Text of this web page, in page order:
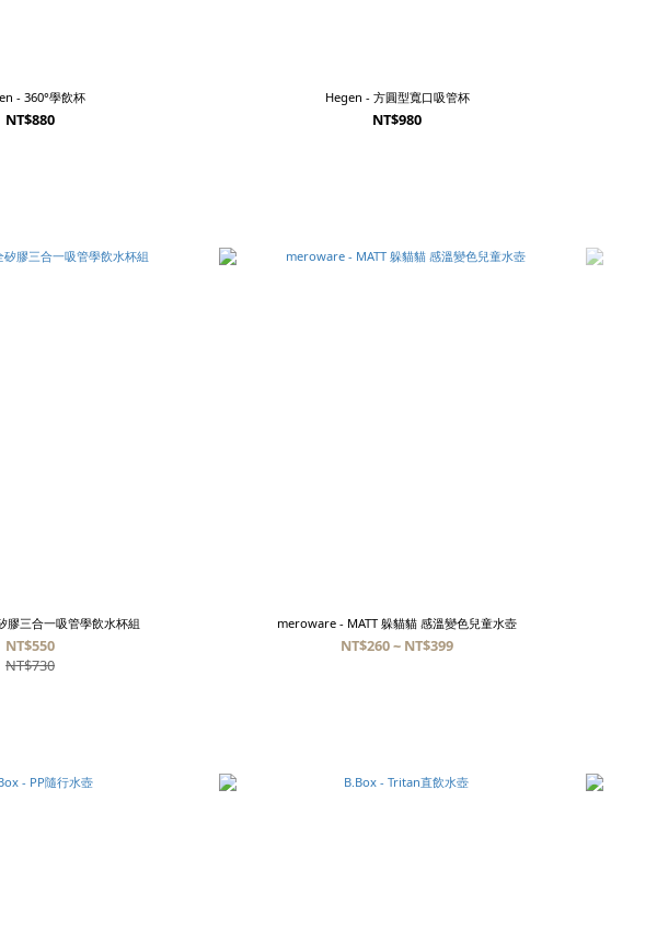
- 360°學飲杯
NT$880
Hegen - 方圓型寬口吸管杯
NT$980
三合一吸管學飲水杯組
NT$550
NT$730
meroware - MATT 躲貓貓 感溫變色兒童水壺
NT$260 ~ NT$399